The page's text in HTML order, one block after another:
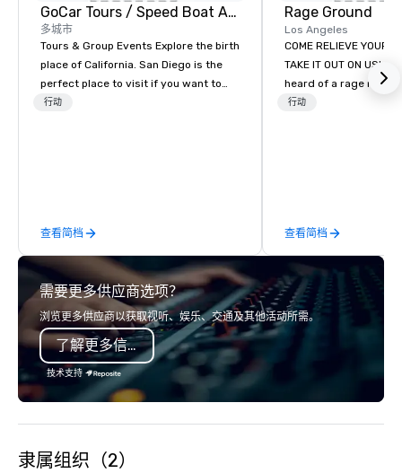
GoCar Tours / Speed Boat Adventures
多城市
Tours & Group Events Explore the birth
place of California. San Diego is the
perfect place to visit if you want to
mix fun with history and recreation
greatly enhanced by a live
scoreboard, photo, video activities,
3D navigation, augmented reality and
challenges presented on the teams’
mobile device. We can also
incorporate our Speedboat
Adventures into your group event
plans. Check out
www.speedboatadventures.com for
more information on taking your group
event to the water with our
行动
查看简档
Rage Ground
Los Angeles
COME RELIEVE YOUR
TAKE IT OUT ON US!
heard of a rage room?
everyday folks can
those seeking new
our utmost desire to
options to fit
cravings through
customizable options. Don’t worry
though, it’s perfectly
weapons/ tools such as: –
Bats – Mallets – And
行动
查看简档
需要更多供应商选项？
浏览更多供应商以获取视听、娱乐、交通及其他活动所需。
了解更多信息
技术支持
隶属组织（2）